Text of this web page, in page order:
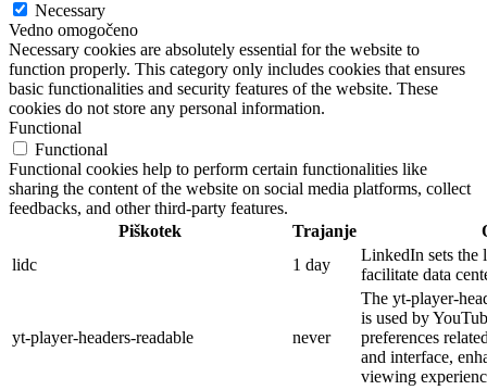
Necessary
Vedno omogočeno
Necessary cookies are absolutely essential for the website to
function properly. This category only includes cookies that ensures
basic functionalities and security features of the website. These
cookies do not store any personal information.
Functional
Functional
Functional cookies help to perform certain functionalities like
sharing the content of the website on social media platforms, collect
feedbacks, and other third-party features.
Piškotek
Trajanje
lidc
1 day
LinkedIn sets the
facilitate data
yt-player-headers-readable never
The yt-player-
is used by
preferences
and interface,
viewing